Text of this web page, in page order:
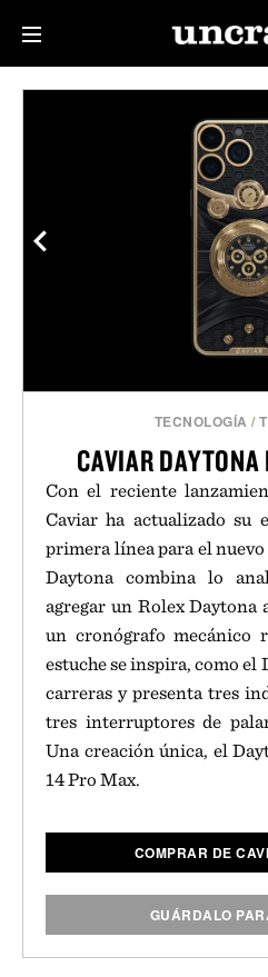
TECNOLOGÍA /
CAVIAR
Con el reciente
Caviar ha actualizado su
primera línea para el
Daytona combina lo
agregar un Rolex Daytona
un cronógrafo mecánico
estuche se inspira, como el
carreras y presenta tres
tres interruptores de
Una creación única, el
14 Pro Max.
COMPRAR DE
GUÁRDALO